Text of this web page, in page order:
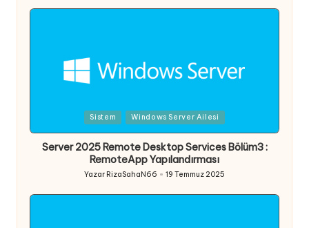
by
in
Sistem Windows Server Ailesi
Server 2025 Remote Desktop Services Bölüm3 :
RemoteApp Yapılandırması
Posted
Yazar RizaSahaN66 19 Temmuz 2025